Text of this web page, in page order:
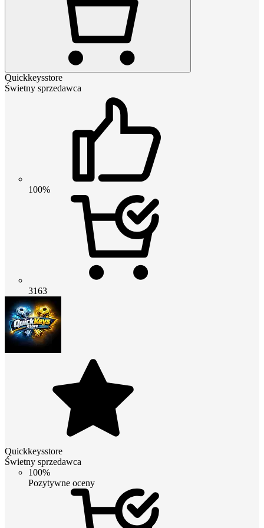
Quickkeysstore
Świetny sprzedawca
100%
3163
Quickkeysstore
Świetny sprzedawca
100%
Pozytywne oceny